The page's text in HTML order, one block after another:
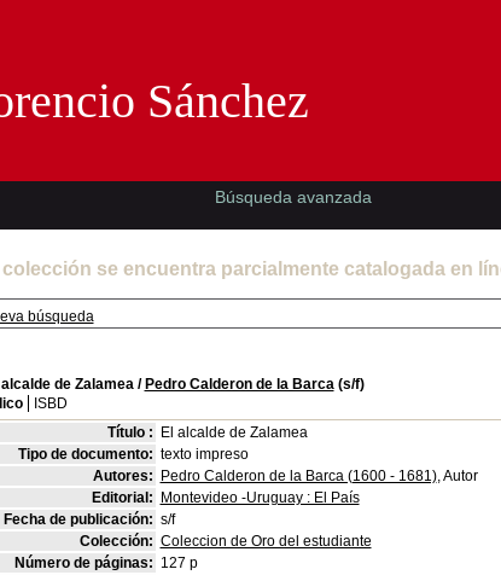
se encuentra parcialmente catalogada en
búsqueda
alcalde de Zalamea/ Pedro Calderon de la Barca(s/f)
ISBD
Título :
El alcalde de Zalamea
Tipo de documento: texto impreso
Autores:
Pedro Calderon de la Barca (1600 - 1681), Autor
Editorial:
Montevideo -Uruguay : El País
Fecha de publicación: s/f
Colección: Coleccion de Oro del estudiante
Número de páginas: 127 p
Sánchez
Búsqueda avanzada